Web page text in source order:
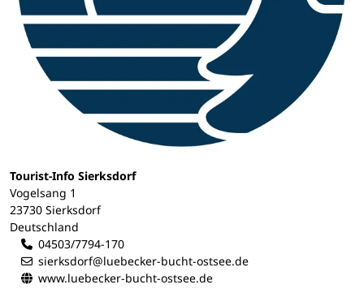
Tourist-Info Sierksdorf
Vogelsang 1
23730 Sierksdorf
Deutschland
04503/7794-170
sierksdorf@luebecker-bucht-ostsee.de
www.luebecker-bucht-ostsee.de